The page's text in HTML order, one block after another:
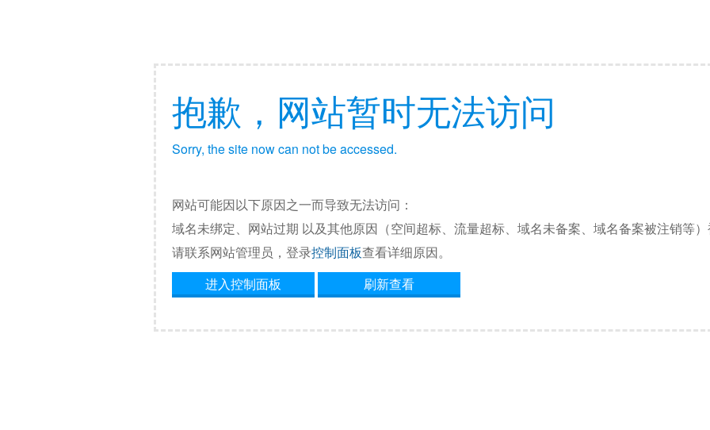
抱歉，网站暂时无法访问
Sorry, the site now can not be accessed.
网站可能因以下原因之一而导致无法访问：
域名未绑定、网站过期 以及其他原因（空间超标、流量超标、域名未备案、域名备案被注销等）
请联系网站管理员，登录控制面板查看详细原因。
进入控制面板
刷新查看